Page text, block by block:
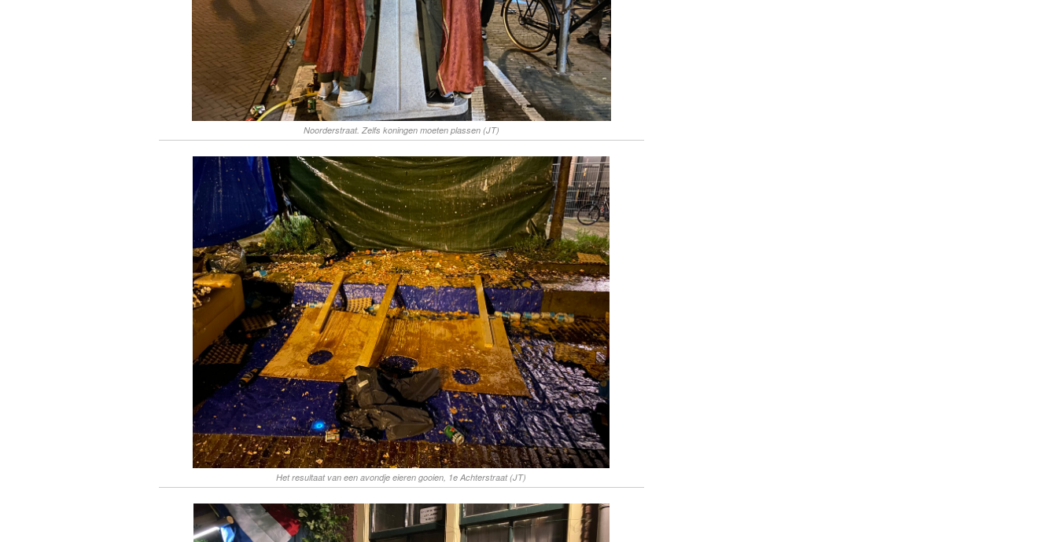
Noorderstraat. Zelfs koningen moeten plassen (JT)
Het resultaat van een avondje eieren gooien, 1e Achterstraat (JT)